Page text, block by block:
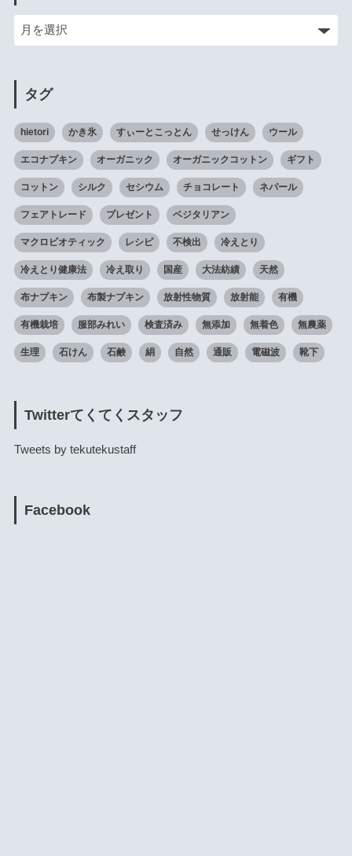
タグ
hietori かき氷 すぃーとこっとん せっけん ウール
エコナプキン オーガニック オーガニックコットン ギフト
コットン シルク セシウム チョコレート ネパール
フェアトレード プレゼント ベジタリアン
マクロビオティック レシピ 不検出 冷えとり
冷えとり健康法 冷え取り 国産 大法紡績 天然
布ナプキン 布製ナプキン 放射性物質 放射能 有機
有機栽培 服部みれい 検査済み 無添加 無着色 無農薬
生理 石けん 石鹸 絹 自然 通販 電磁波 靴下
Twitterてくてくスタッフ
Tweets by tekutekustaff
Facebook